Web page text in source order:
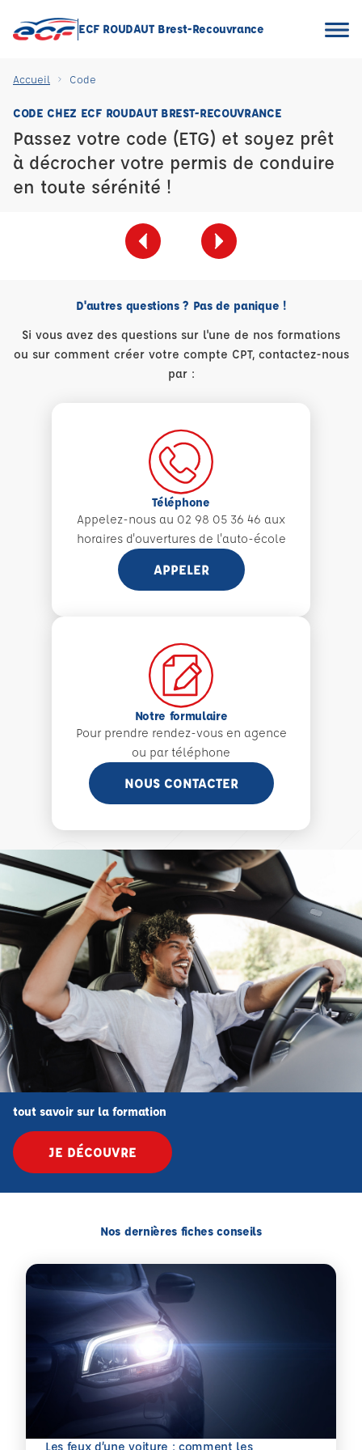
ECF ROUDAUT Brest-Recouvrance
Accueil Code
CODE CHEZ ECF ROUDAUT BREST-RECOUVRANCE
Passez votre code (ETG) et soyez prêt
à décrocher votre permis de conduire
en toute sérénité !
D'autres questions ? Pas de panique !
Si vous avez des questions sur l'une de nos formations
ou sur comment créer votre compte CPT, contactez-nous
par :
Téléphone
Appelez-nous au 02 98 05 36 46 aux
horaires d'ouvertures de l'auto-école
APPELER
Notre formulaire
Pour prendre rendez-vous en agence
ou par téléphone
NOUS CONTACTER
tout savoir sur la formation
JE DÉCOUVRE
Nos dernières fiches conseils
Les feux d’une voiture : comment les